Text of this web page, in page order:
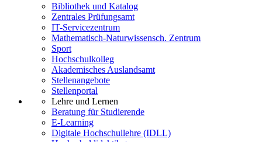
Bibliothek und Katalog
Zentrales Prüfungsamt
IT-Servicezentrum
Mathematisch-Naturwissensch. Zentrum
Sport
Hochschulkolleg
Akademisches Auslandsamt
Stellenangebote
Stellenportal
Lehre und Lernen
Beratung für Studierende
E-Learning
Digitale Hochschullehre (IDLL)